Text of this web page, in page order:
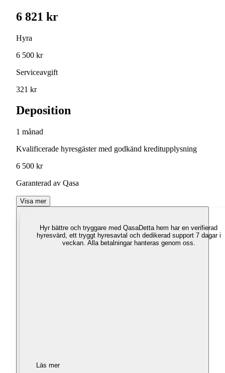
6 821 kr
Hyra
6 500 kr
Serviceavgift
321 kr
Deposition
1 månad
Kvalificerade hyresgäster med godkänd kreditupplysning
6 500 kr
Garanterad av Qasa
Visa mer
Hyr bättre och tryggare med QasaDetta hem har en verifierad
hyresvärd, ett tryggt hyresavtal och dedikerad support 7 dagar i
veckan. Alla betalningar hanteras genom oss.
Läs mer